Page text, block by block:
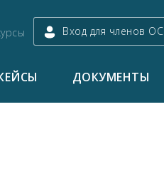
Вход для членов ОС
ДОКУМЕНТЫ